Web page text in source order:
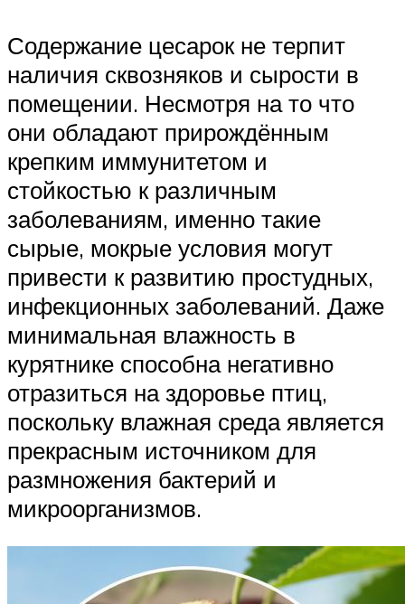
Содержание цесарок не терпит
наличия сквозняков и сырости в
помещении. Несмотря на то что
они обладают прирождённым
крепким иммунитетом и
стойкостью к различным
заболеваниям, именно такие
сырые, мокрые условия могут
привести к развитию простудных,
инфекционных заболеваний. Даже
минимальная влажность в
курятнике способна негативно
отразиться на здоровье птиц,
поскольку влажная среда является
прекрасным источником для
размножения бактерий и
микроорганизмов.